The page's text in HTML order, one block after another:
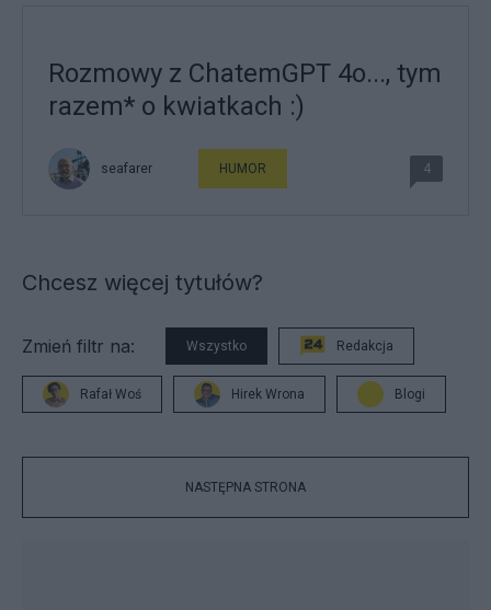
Rozmowy z ChatemGPT 4o..., tym
razem* o kwiatkach :)
seafarer HUMOR 4
Chcesz więcej tytułów?
Zmień filtr na: Wszystko Redakcja
Rafał Woś Hirek Wrona Blogi
NASTĘPNA STRONA